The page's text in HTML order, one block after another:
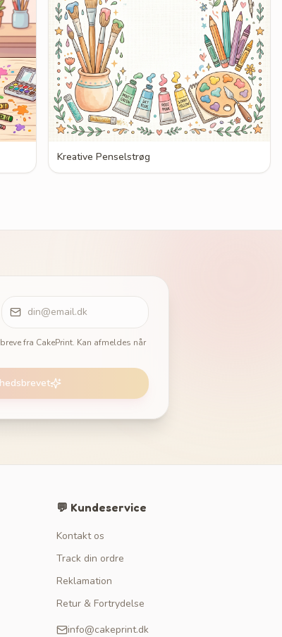
Kreative Penselstrøg
fra CakePrint. Kan afmeldes når
💬 Kundeservice
Kontakt os
Track din ordre
Reklamation
Retur & Fortrydelse
info@cakeprint.dk